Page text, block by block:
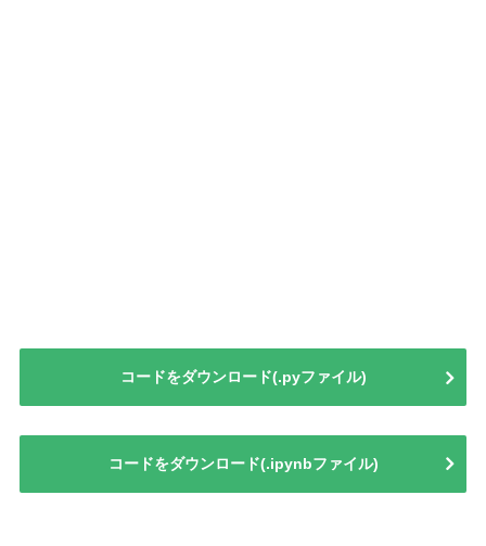
コードをダウンロード(.pyファイル)
コードをダウンロード(.ipynbファイル)